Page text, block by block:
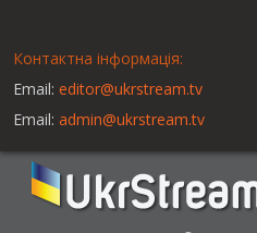
Контактна інформація:
Email: editor@ukrstream.tv
Email: admin@ukrstream.tv